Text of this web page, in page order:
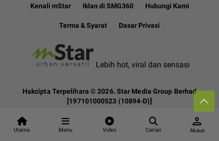
Utama Menu Video Carian
person
Akaun
Kenali mStar Iklan di SMG360 Hubungi Kami
Terma & Syarat Dasar Privasi
Lebih hot, viral dan sensasi
Hakcipta Terpelihara ©2026. Star Media Group Berhad
[197101000523 (10894-D)]